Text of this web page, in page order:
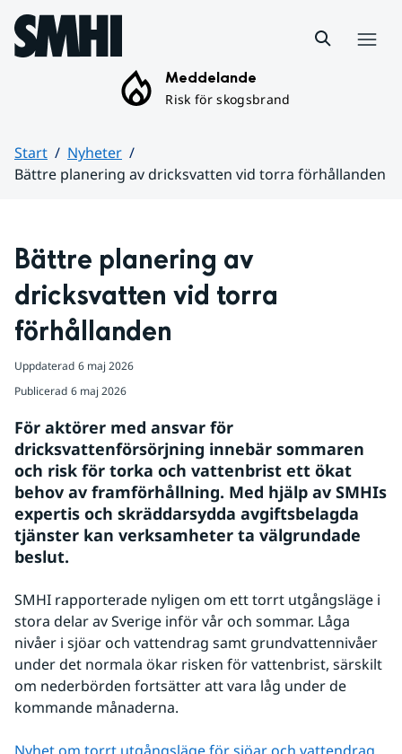
Hoppa till sidans innehåll
Meddelande
Risk för skogsbrand
Start
Nyheter
Bättre planering av dricksvatten vid torra förhållanden
Bättre planering av
dricksvatten vid torra
förhållanden
Uppdaterad 6 maj 2026
Publicerad 6 maj 2026
För aktörer med ansvar för
dricksvattenförsörjning innebär sommaren
och risk för torka och vattenbrist ett ökat
behov av framförhållning. Med hjälp av SMHIs
expertis och skräddarsydda avgiftsbelagda
tjänster kan verksamheter ta välgrundade
beslut.
SMHI rapporterade nyligen om ett torrt utgångsläge i
stora delar av Sverige inför vår och sommar. Låga
nivåer i sjöar och vattendrag samt grundvattennivåer
under det normala ökar risken för vattenbrist, särskilt
om nederbörden fortsätter att vara låg under de
kommande månaderna.